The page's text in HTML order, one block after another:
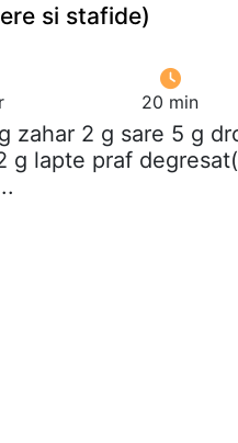
si stafide)
20 min
zahar 2 g sare 5 g
g lapte praf